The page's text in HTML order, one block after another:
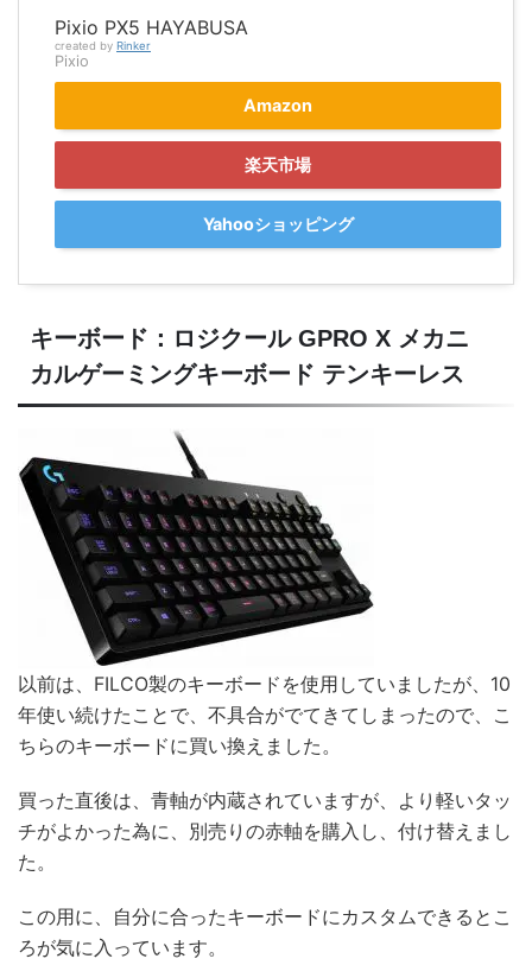
Pixio PX5 HAYABUSA
created by Rinker
Pixio
Amazon
楽天市場
Yahooショッピング
キーボード：ロジクール GPRO X メカニ
カルゲーミングキーボード テンキーレス
以前は、FILCO製のキーボードを使用していましたが、10
年使い続けたことで、不具合がでてきてしまったので、こ
ちらのキーボードに買い換えました。
買った直後は、青軸が内蔵されていますが、より軽いタッ
チがよかった為に、別売りの赤軸を購入し、付け替えまし
た。
この用に、自分に合ったキーボードにカスタムできるとこ
ろが気に入っています。